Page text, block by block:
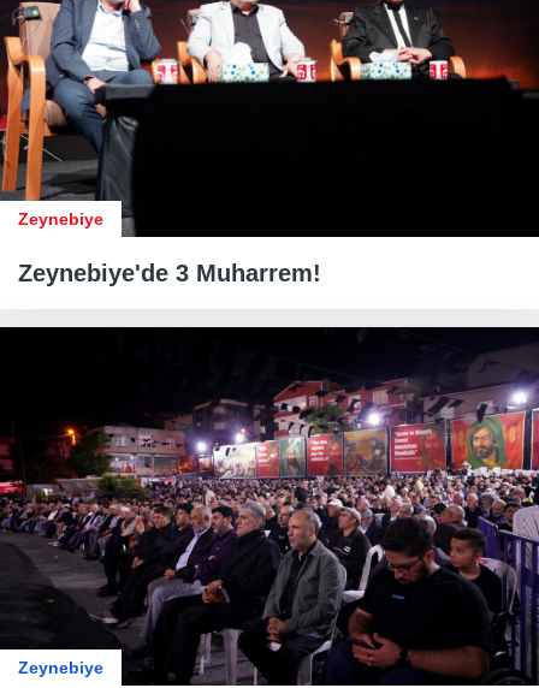
Zeynebiye
Zeynebiye'de 3 Muharrem!
Zeynebiye